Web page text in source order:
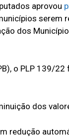
aprovou
serem
dos
o PLP 139/
dos
redução